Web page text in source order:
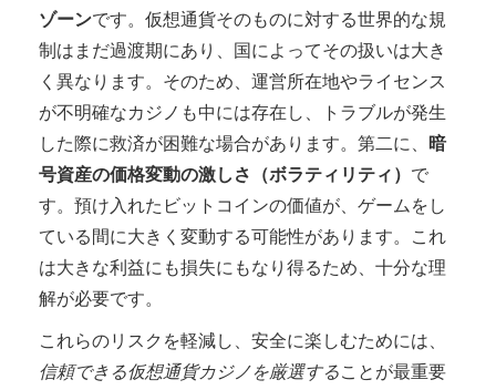
ゾーンです。仮想通貨そのものに対する世界的な規
制はまだ過渡期にあり、国によってその扱いは大き
く異なります。そのため、運営所在地やライセンス
が不明確なカジノも中には存在し、トラブルが発生
した際に救済が困難な場合があります。第二に、 暗
号資産の価格変動の激しさ（ボラティリティ） で
す。預け入れたビットコインの価値が、ゲームをし
ている間に大きく変動する可能性があります。これ
は大きな利益にも損失にもなり得るため、十分な理
解が必要です。
これらのリスクを軽減し、安全に楽しむためには、
信頼できる仮想通貨カジノを厳選することが最重要